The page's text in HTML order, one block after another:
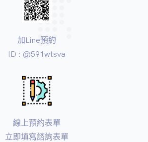
加Line預約
ID : @591wtsva
線上預約表單
立即填寫諮詢表單